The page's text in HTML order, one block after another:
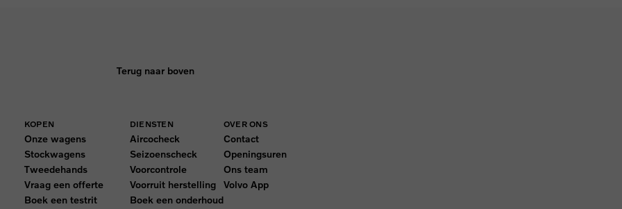
Terug naar boven
KOPEN
Onze wagens
Stockwagens
Tweedehands
Vraag een offerte
Boek een testrit
DIENSTEN
Aircocheck
Seizoenscheck
Voorcontrole
Voorruit herstelling
Boek een onderhoud
OVER ONS
Contact
Openingsuren
Ons team
Volvo App